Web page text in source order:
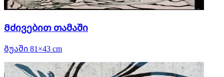
Მძივებით თამაში
Გუაში 81×43 cm